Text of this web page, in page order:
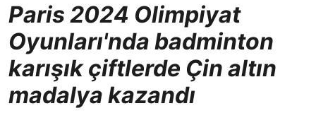
Paris 2024 Olimpiyat
Oyunları'nda badminton
karışık çiftlerde Çin altın
madalya kazandı